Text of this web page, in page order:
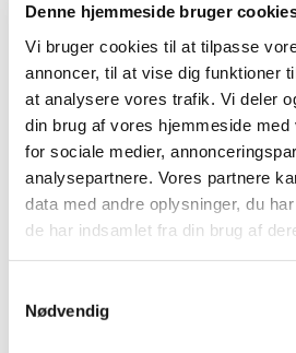
Denne hjemmeside bruger
Vi bruger cookies til at tilpasse
annoncer, til at vise dig funktioner
at analysere vores trafik. Vi deler
din brug af vores hjemmeside med
for sociale medier,
analysepartnere. Vores partnere
data med andre oplysninger, du
de har indsamlet fra din brug af
Nødvendig
Skriv til mig
Navn